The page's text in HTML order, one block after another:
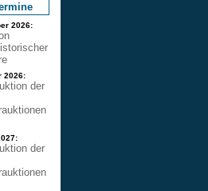
2026:
2026:
der
der